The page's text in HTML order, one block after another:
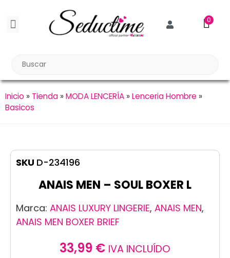
0
Inicio » Tienda »MODA LENCERÍA »Lenceria Hombre »
Basicos
SKU D-234196
ANAIS MEN – SOUL BOXER L
Marca: ANAIS LUXURY LINGERIE, ANAIS MEN,
ANAIS MEN BOXER BRIEF
33,99 € IVA INCLUÍDO